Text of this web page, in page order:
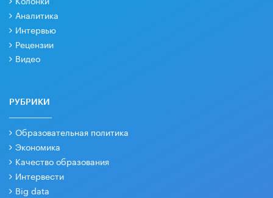
Аналитика
Интервью
Рецензии
Видео
РУБРИКИ
Образовательная политика
Экономика
Качество образования
Интервести
Big data